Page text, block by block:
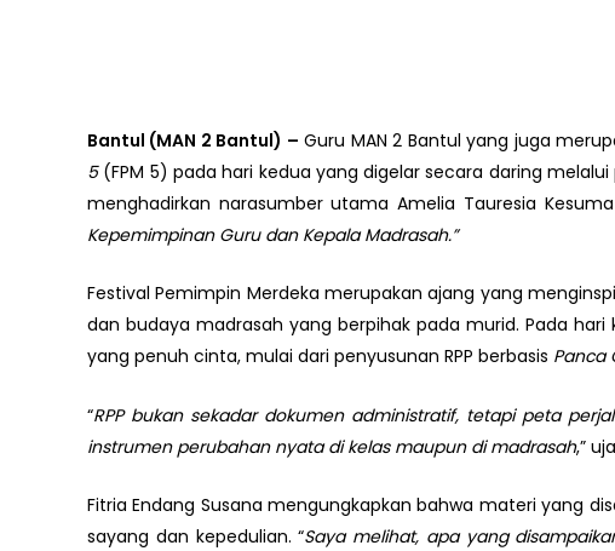
Bantul (MAN 2 Bantul) – Guru MAN 2 Bantul yang juga
5(FPM 5) pada hari kedua yang digelar secara daring
menghadirkan narasumber utama Amelia Tauresia
Kepemimpinan Guru dan Kepala Madrasah.”
Festival Pemimpin Merdeka merupakan ajang yang
dan budaya madrasah yang berpihak pada murid. Pada
yang penuh cinta, mulai dari penyusunan RPP berbasis Panca
“RPP bukan sekadar dokumen administratif, tetapi peta
instrumen perubahan nyata di kelas maupun di madrasah,”
Fitria Endang Susana mengungkapkan bahwa materi yang
sayang dan kepedulian. “Saya melihat, apa yang